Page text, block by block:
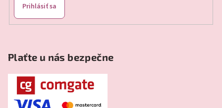
Prihlásiť sa
Plaťte u nás bezpečne